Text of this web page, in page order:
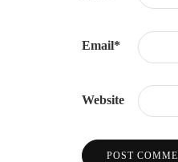
Email*
Website